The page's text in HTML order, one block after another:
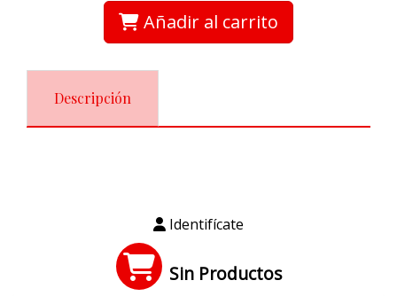
Añadir al carrito
Descripción
Identifícate
Sin Productos